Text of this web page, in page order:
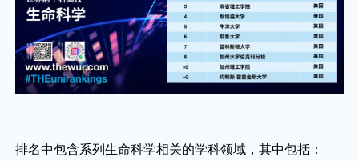
排名中包含系列生命科学相关的学科领域，其中包括：